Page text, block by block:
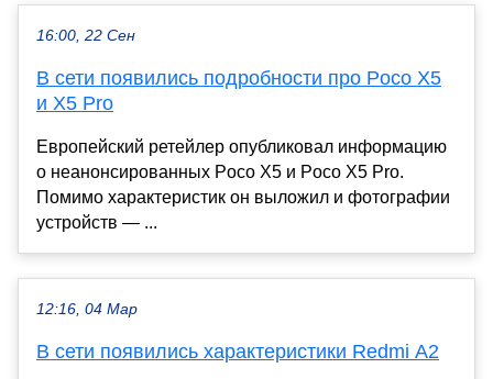
16:00, 22 Сен
В сети появились подробности про Poco X5
и X5 Pro
Европейский ретейлер опубликовал информацию
о неанонсированных Poco X5 и Poco X5 Pro.
Помимо характеристик он выложил и фотографии
устройств — ...
12:16, 04 Мар
В сети появились характеристики Redmi A2